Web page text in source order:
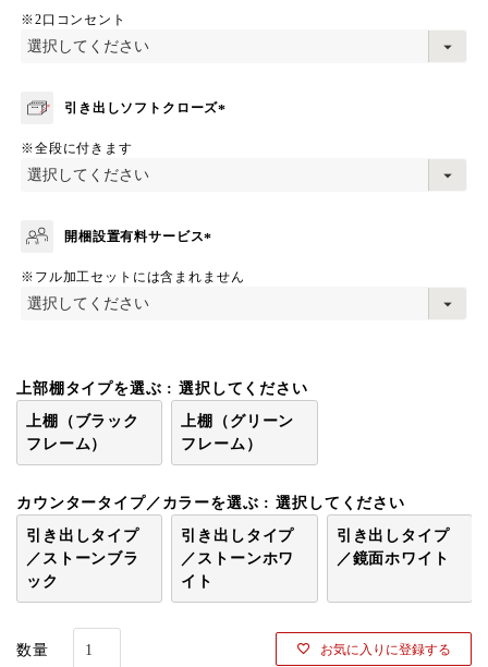
※2口コンセント
引き出しソフトクローズ
※全段に付きます
開梱設置有料サービス
必
※フル加工セットには含まれません
上部棚タイプを選ぶ
選択してください
上棚（ブラック
フレーム）
上棚（グリーン
フレーム）
カウンタータイプ／カラーを選ぶ
選択してください
引き出しタイプ
／ストーンブラ
ック
引き出しタイプ
／ストーンホワ
イト
引き出しタイプ
／鏡面ホワイト
お気に入りに登録する